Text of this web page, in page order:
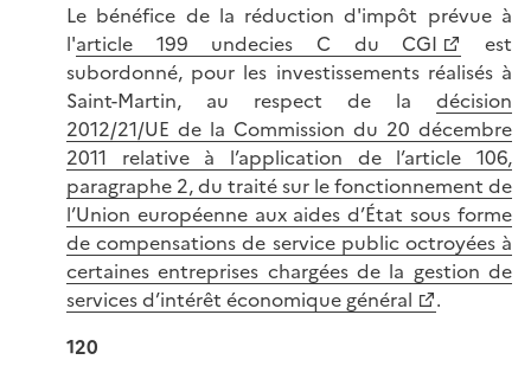
Le bénéfice de la réduction d'impôt prévue à
l'article 199 undecies C du CGI
est
subordonné, pour les investissements réalisés à
Saint-Martin, au respect de la décision
2012/21/UE de la Commission du 20 décembre
2011 relative à l’application de l’article 106,
paragraphe 2, du traité sur le fonctionnement de
l’Union européenne aux aides d’État sous forme
de compensations de service public octroyées à
certaines entreprises chargées de la gestion de
services d’intérêt économique général
.
120